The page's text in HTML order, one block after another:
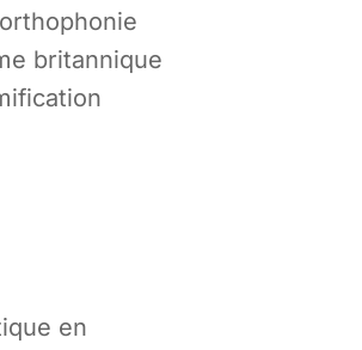
britannique
en